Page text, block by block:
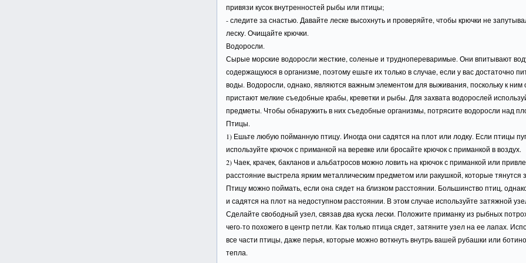
привязи кусок внутренностей рыбы или птицы;
- следите за снастью. Давайте леске высохнуть и проверяйте, чтобы крючки не
леску. Очищайте крючки.
Водоросли.
Сырые морские водоросли жесткие, соленые и труднопереваримые. Они впитывают
содержащуюся в организме, поэтому ешьте их только в случае, если у вас достаточно
воды. Водоросли, однако, являются важным элементом для выживания, поскольку к ним
пристают мелкие съедобные крабы, креветки и рыбы. Для захвата водорослей
предметы. Чтобы обнаружить в них съедобные организмы, потрясите водоросли над
Птицы.
1) Ешьте любую пойманную птицу. Иногда они садятся на плот или лодку. Если птицы
используйте крючок с приманкой на веревке или бросайте крючок с приманкой в воздух.
2) Чаек, крачек, бакланов и альбатросов можно ловить на крючок с приманкой или
расстояние выстрела ярким металлическим предметом или ракушкой, которые тянутся
Птицу можно поймать, если она сядет на близком расстоянии. Большинство птиц,
и садятся на плот на недоступном расстоянии. В этом случае используйте затяжной
Сделайте свободный узел, связав два куска лески. Положите приманку из рыбных
чего-то похожего в центр петли. Как только птица сядет, затяните узел на ее лапах.
все части птицы, даже перья, которые можно воткнуть внутрь вашей рубашки или
тепла.